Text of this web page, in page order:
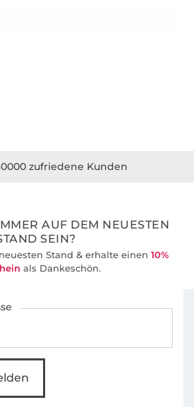
AUF DEM NEUESTEN
SEIN?
Stand & erhalte einen 10%
als Dankeschön.